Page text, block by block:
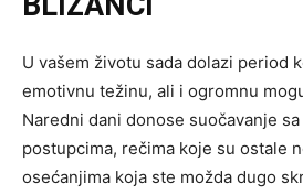
U vašem životu sada dolazi period
emotivnu težinu, ali i ogromnu
Naredni dani donose suočavanje
postupcima, rečima koje su ostale
osećanjima koja ste možda dugo